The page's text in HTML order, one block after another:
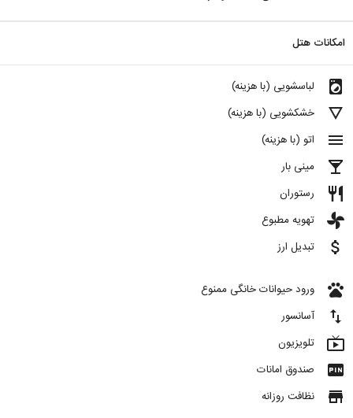
امکانات هتل
local_laundry_service لباسشویی (با هزینه)
details خشکشویی (با هزینه)
menu اتو (با هزینه)
local_bar مینی بار
restaurant رستوران
toys تهویه مطبوع
attach_money تبدیل ارز
pets ورود حیوانات خانگی ممنوع
import_export آسانسور
live_tv تلویزیون
fiber_pin صندوق امانات
store نظافت روزانه